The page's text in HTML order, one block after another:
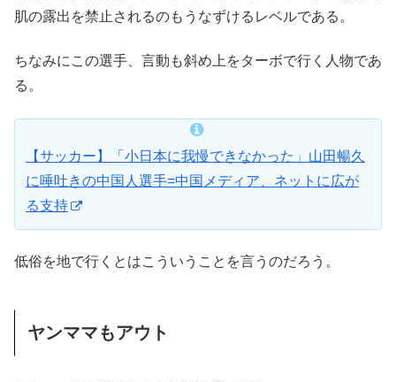
肌の露出を禁止されるのもうなずけるレベルである。
ちなみにこの選手、言動も斜め上をターボで行く人物であ
る。
【サッカー】「小日本に我慢できなかった」山田暢久
に唾吐きの中国人選手=中国メディア、ネットに広が
る支持
低俗を地で行くとはこういうことを言うのだろう。
ヤンママもアウト